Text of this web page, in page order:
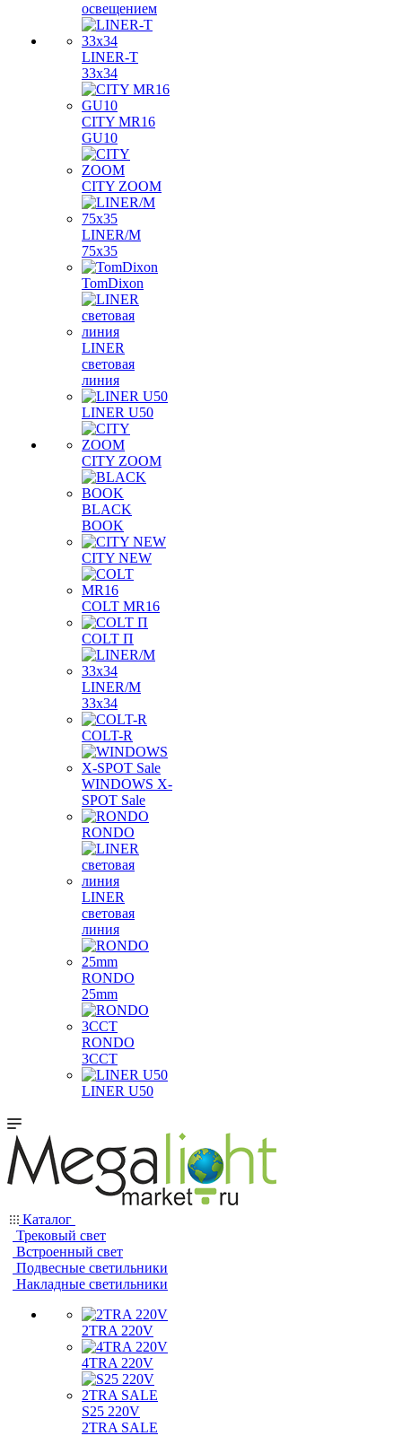
освещением
LINER-T
33x34
CITY MR16
GU10
CITY ZOOM
LINER/M
75х35
TomDixon
LINER
световая
линия
LINER U50
CITY ZOOM
BLACK
BOOK
CITY NEW
COLT MR16
COLT П
LINER/М
33х34
COLT-R
WINDOWS X-
SPOT Sale
RONDO
LINER
световая
линия
RONDO
25mm
RONDO
3CCT
LINER U50
Каталог
Трековый свет
Встроенный свет
Подвесные светильники
Накладные светильники
2TRA 220V
4TRA 220V
S25 220V
2TRA SALE